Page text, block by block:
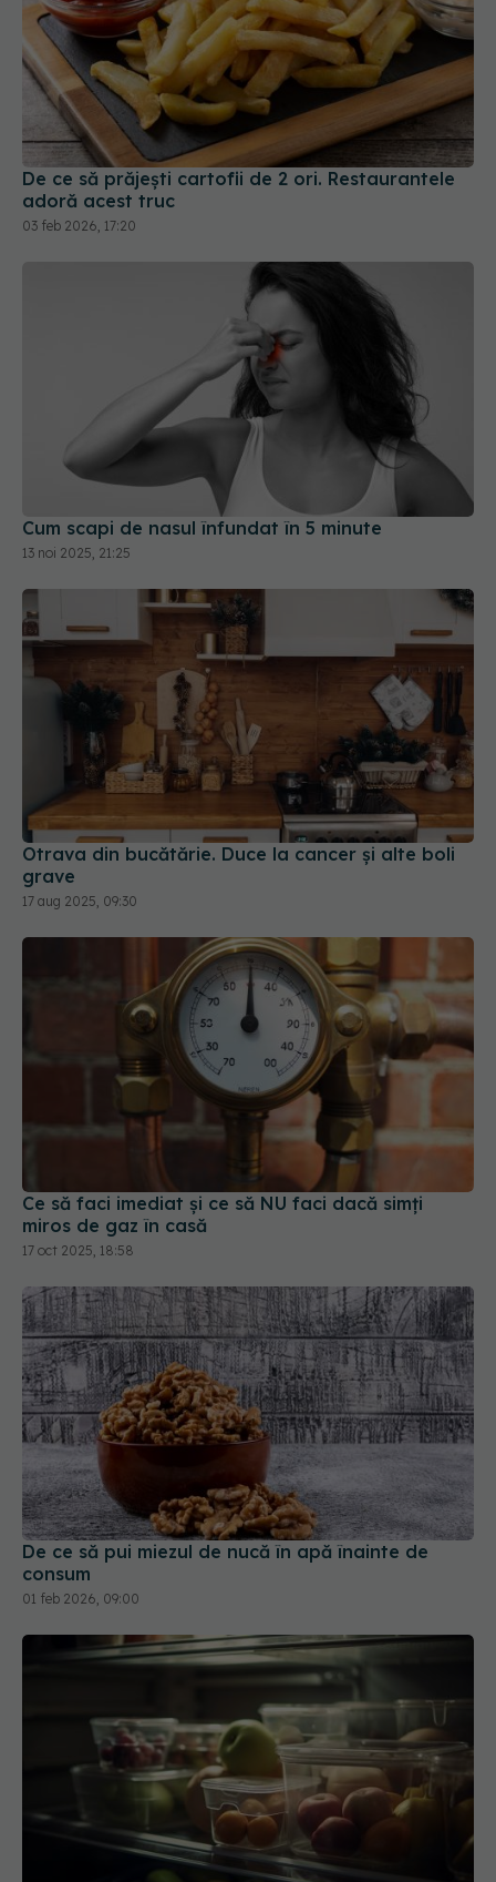
De ce să prăjești cartofii de 2 ori. Restaurantele
adoră acest truc
03 feb 2026, 17:20
Cum scapi de nasul înfundat în 5 minute
Otrava din bucătărie. Duce la cancer și alte boli
grave
17 aug 2025, 09:30
Ce să faci imediat și ce să NU faci dacă simți
miros de gaz în casă
17 oct 2025, 18:58
De ce să pui miezul de nucă în apă înainte de
consum
01 feb 2026, 09:00
5 alimente pe care ar trebui să le ții la frigider, nu